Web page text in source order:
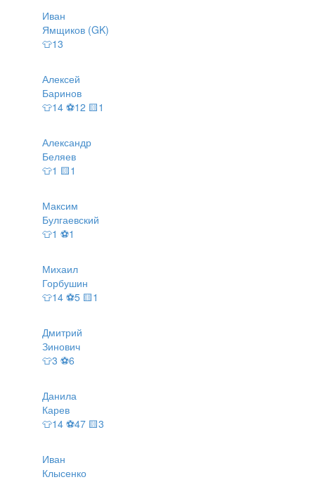
Иван
Ямщиков (GK)
👕13
Алексей
Баринов
👕14 ⚽12 🟨1
Александр
Беляев
👕1 🟨1
Максим
Булгаевский
👕1 ⚽1
Михаил
Горбушин
👕14 ⚽5 🟨1
Дмитрий
Зинович
👕3 ⚽6
Данила
Карев
👕14 ⚽47 🟨3
Иван
Клысенко